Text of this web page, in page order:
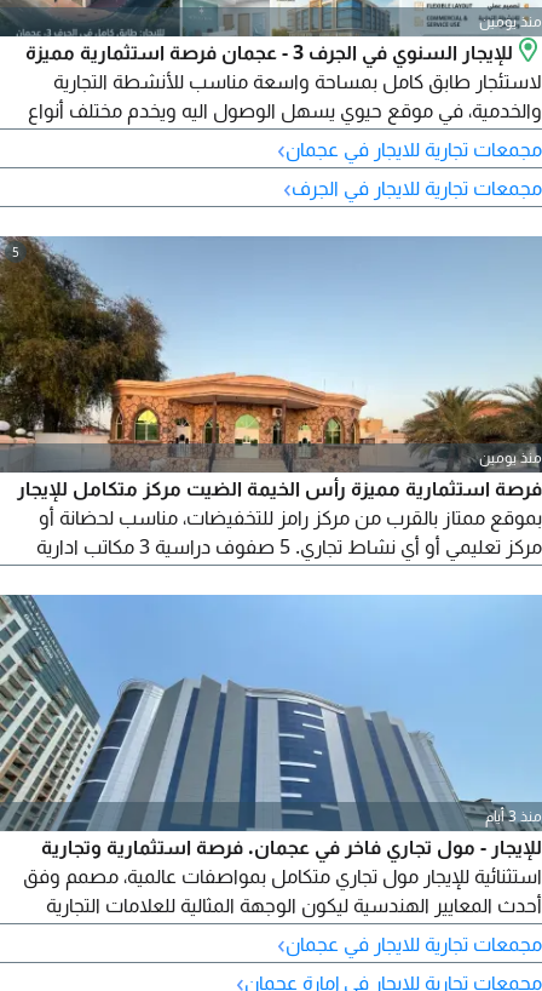
منذ يومين
للإيجار السنوي في الجرف 3 - عجمان فرصة استثمارية مميزة
لاستئجار طابق كامل بمساحة واسعة مناسب للأنشطة التجارية
والخدمية، في موقع حيوي يسهل الوصول اليه ويخدم مختلف أنواع
المشاريع. تفاصيل العقار طابق كامل - مساحة واسعة - مناسب
للأنشطة التجارية والخدمية - تصميم عملي يسهل تقسيمه حسب
النشاط - مناسب لنادي رياضي (جيم) مركز طبي، عيادات تخصصية،
مجمعات تجارية للايجار في عجمان›
مجمعات تجارية للايجار في الجرف›
5
منذ يومين
فرصة استثمارية مميزة رأس الخيمة الضيت مركز متكامل للإيجار
بموقع ممتاز بالقرب من مركز رامز للتخفيضات، مناسب لحضانة أو
مركز تعليمي أو أي نشاط تجاري. 5 صفوف دراسية 3 مكاتب ادارية
منذ 3 أيام
للإيجار - مول تجاري فاخر في عجمان. فرصة استثمارية وتجارية
استثنائية للإيجار مول تجاري متكامل بمواصفات عالمية، مصمم وفق
أحدث المعايير الهندسية ليكون الوجهة المثالية للعلامات التجارية
الكبرى والمطاعم والمقاهي والمراكز الطبية والشركات الباحثة عن
موقع مميز وحضور قوي. الموقع عجمان، مباشرة على شارع الاتحاد،
مجمعات تجارية للايجار في عجمان›
مجمعات تجارية للايجار في إمارة عجمان›